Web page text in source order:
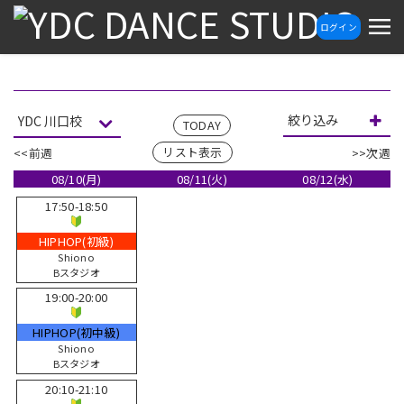
ログイン
TODAY 絞り込み
<<前週 リスト表示
>>次週
08/10(月)
08/11(火)
08/12(水)
17:50-18:50
HIPHOP(初級)
Shiono
Bスタジオ
19:00-20:00
HIPHOP(初中級)
Shiono
Bスタジオ
20:10-21:10